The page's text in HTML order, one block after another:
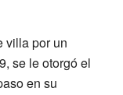
villa por un
se le otorgó el
en su